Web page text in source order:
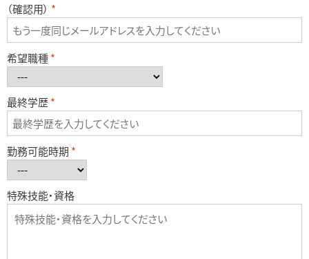
（確認用）
希望職種
最終学歴
勤務可能時期
特殊技能・資格